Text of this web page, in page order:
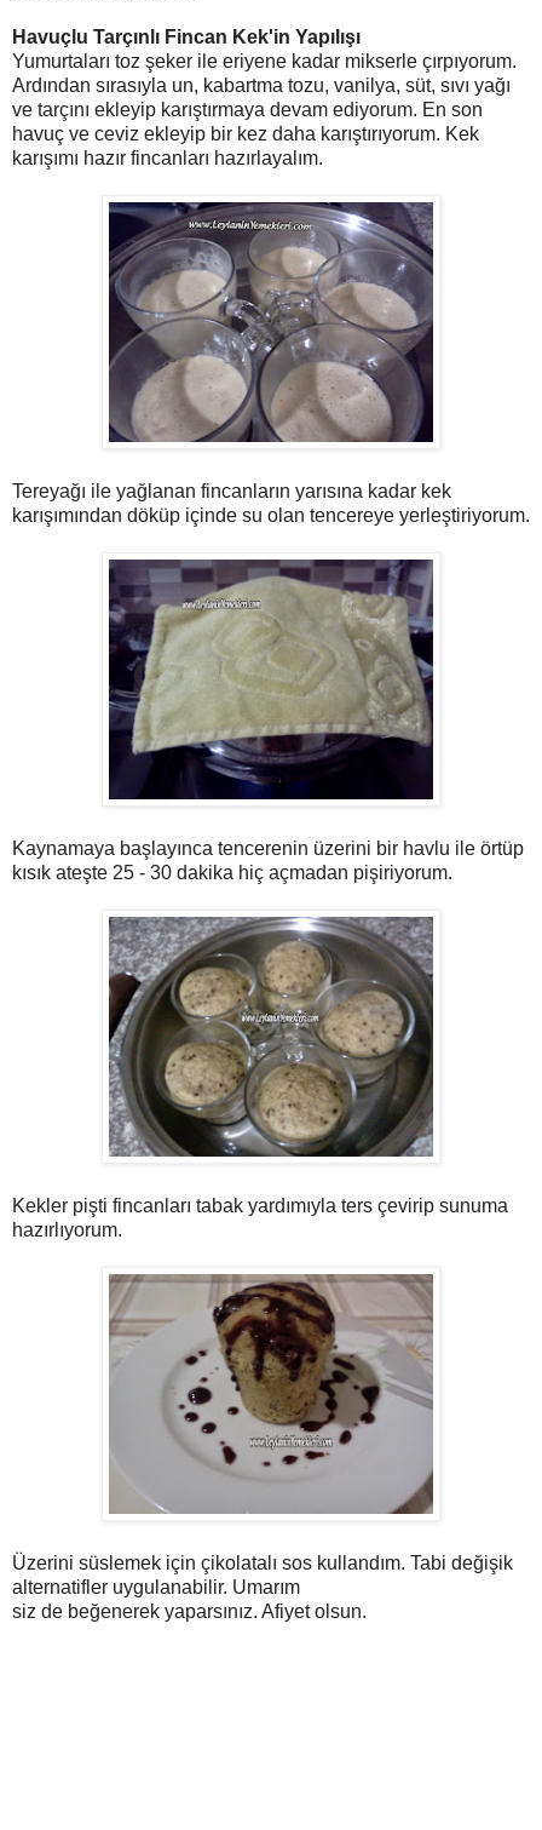
Havuçlu Tarçınlı Fincan Kek'in Yapılışı
Yumurtaları toz şeker ile eriyene kadar mikserle çırpıyorum.
Ardından sırasıyla un, kabartma tozu, vanilya, süt, sıvı yağı
ve tarçını ekleyip karıştırmaya devam ediyorum. En son
havuç ve ceviz ekleyip bir kez daha karıştırıyorum. Kek
karışımı hazır fincanları hazırlayalım.
Tereyağı ile yağlanan fincanların yarısına kadar kek
karışımından döküp içinde su olan tencereye yerleştiriyorum.
Kaynamaya başlayınca tencerenin üzerini bir havlu ile örtüp
kısık ateşte 25 - 30 dakika hiç açmadan pişiriyorum.
Kekler pişti fincanları tabak yardımıyla ters çevirip sunuma
hazırlıyorum.
Üzerini süslemek için çikolatalı sos kullandım. Tabi değişik
alternatifler uygulanabilir. Umarım
siz de beğenerek yaparsınız. Afiyet olsun.